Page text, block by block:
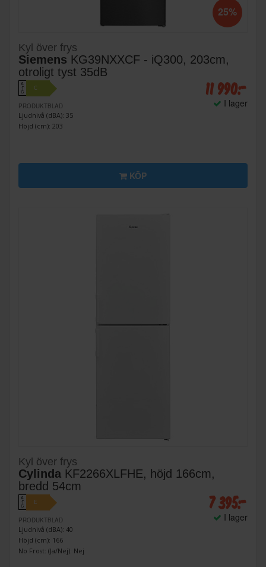
25%
Kyl över frys
Siemens KG39NXXCF - iQ300, 203cm,
otroligt tyst 35dB
A
↑
G
C
PRODUKTBLAD
Ljudnivå (dBA): 35
Höjd (cm): 203
11 990:-
I lager
KÖP
Kyl över frys
Cylinda KF2266XLFHE, höjd 166cm,
bredd 54cm
A
↑
G
E
PRODUKTBLAD
Ljudnivå (dBA): 40
Höjd (cm): 166
No Frost: (Ja/Nej): Nej
7 395:-
I lager